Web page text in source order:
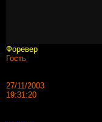
Форевер
Гость
27/11/2003
19:31:20